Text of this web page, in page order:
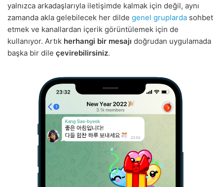
yalnızca arkadaşlarıyla iletişimde kalmak için değil, aynı
zamanda akla gelebilecek her dilde genel gruplarda sohbet
etmek ve kanallardan içerik görüntülemek için de
kullanıyor. Artık herhangi bir mesajı doğrudan uygulamada
başka bir dile çevirebilirsiniz.